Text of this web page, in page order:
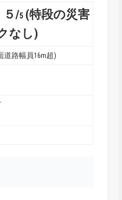
５/5 (特段の災害
なし)
道路幅員16m超)